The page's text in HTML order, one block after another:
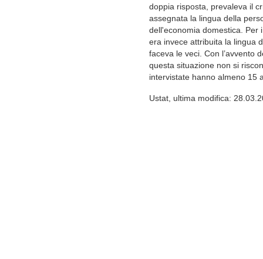
doppia risposta, prevaleva il
assegnata la lingua della
dell'economia domestica. Per
era invece attribuita la lingua
faceva le veci. Con l’avvento
questa situazione non si
intervistate hanno almeno 15
Ustat, ultima modifica: